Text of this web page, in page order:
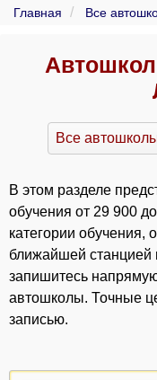
Главная Все
Все
В этом разделе
обучения от 29 900
категории обучения,
ближайшей станцией
запишитесь
автошколы. Точные
записью.